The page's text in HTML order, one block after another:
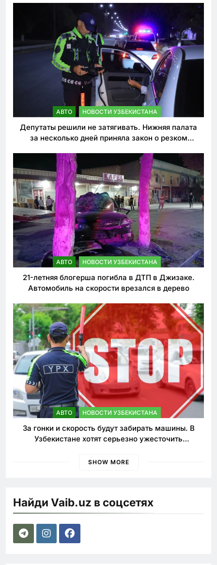
АВТО НОВОСТИ УЗБЕКИСТАНА
Депутаты решили не затягивать. Нижняя палата
за несколько дней приняла закон о резком
АВТО НОВОСТИ УЗБЕКИСТАНА
21-летняя блогерша погибла в ДТП в Джизаке.
Автомобиль на скорости врезался в дерево
АВТО НОВОСТИ УЗБЕКИСТАНА
За гонки и скорость будут забирать машины. В
Узбекистане хотят серьезно ужесточить
SHOW MORE
Найди Vaib.uz в соцсетях